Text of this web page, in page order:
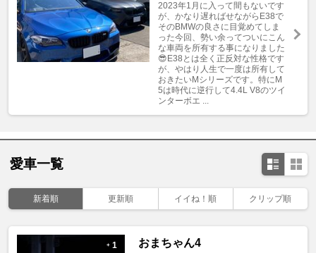
2023年1月に入って間もないです
が、かなり遅ればせながらE38で
そのBMWの良さに目覚めてしま
った今回、勢い余ってついにこん
な車両を所有する事になりました
😎E38とは全く正反対な性格です
が、やはり人生で一度は所有して
おきたいMシリーズです。特にM
5は時代に逆行して4.4L V8のツイ
ンターボエ ...
愛車一覧
新着順 更新順 イイね！順 クリップ順
+ 1 おまちゃん4